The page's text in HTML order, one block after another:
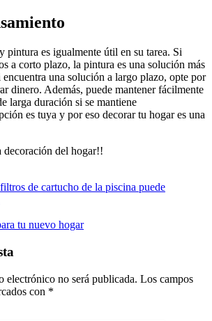
pintura es igualmente útil en su tarea. Si
a corto plazo, la pintura es una solución más
una solución a largo plazo, opte por
dinero. Además, puede mantener fácilmente
larga duración si se mantiene
es tuya y por eso decorar tu hogar es una
decoración del hogar!!
de cartucho de la piscina puede
tu nuevo hogar
electrónico no será publicada. Los campos
con *